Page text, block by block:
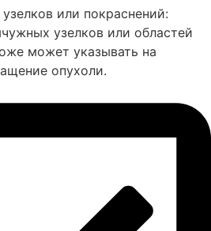
или покраснений:
узелков или областей
может указывать на
опухоли.